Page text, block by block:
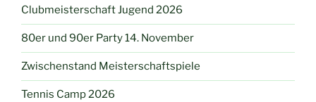
Clubmeisterschaft Jugend 2026
80er und 90er Party 14. November
Zwischenstand Meisterschaftspiele
Tennis Camp 2026